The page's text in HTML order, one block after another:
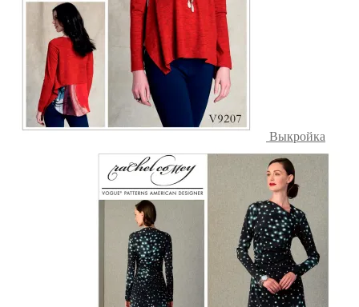
Выкройка